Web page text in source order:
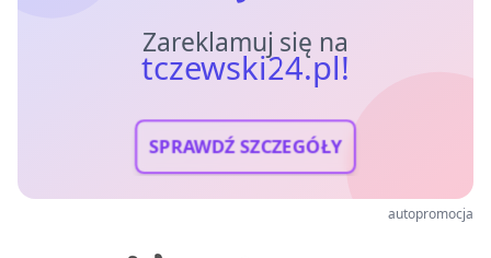
Zareklamuj się na
tczewski24.pl!
SPRAWDŹ SZCZEGÓŁY
autopromocja